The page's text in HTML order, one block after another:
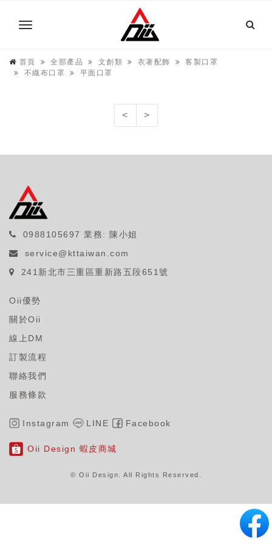
首頁 全部產品 文創類 衣著配飾
客製口罩
不織布口罩
平面口罩
< >
0988105697 業務: 陳小姐
service@kttaiwan.com
241新北市三重區重新路五段651號
Oii優勢
關於Oii
線上DM
訂製流程
聯絡我們
服務條款
Instagram LINE Facebook
Oii Design 蝦皮商城
© Oii Design. All Rights Reserved